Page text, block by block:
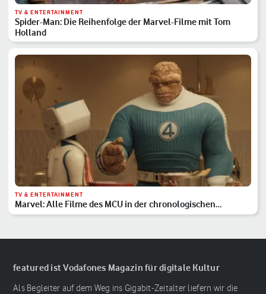
TV & ENTERTAINMENT
Spider-Man: Die Reihenfolge der Marvel-Filme mit Tom
Holland
TV & ENTERTAINMENT
Marvel: Alle Filme des MCU in der chronologischen
Reihenfolge
featured ist Vodafones Magazin für digitale Kultur
Als Begleiter auf dem Weg ins Gigabit-Zeitalter liefern wir die